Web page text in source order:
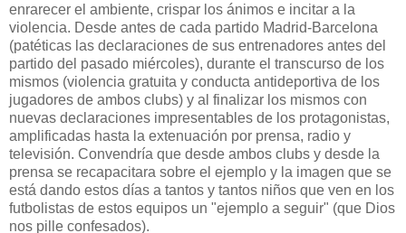
enrarecer el ambiente, crispar los ánimos e incitar a la
violencia. Desde antes de cada partido Madrid-Barcelona
(patéticas las declaraciones de sus entrenadores antes del
partido del pasado miércoles), durante el transcurso de los
mismos (violencia gratuita y conducta antideportiva de los
jugadores de ambos clubs) y al finalizar los mismos con
nuevas declaraciones impresentables de los protagonistas,
amplificadas hasta la extenuación por prensa, radio y
televisión. Convendría que desde ambos clubs y desde la
prensa se recapacitara sobre el ejemplo y la imagen que se
está dando estos días a tantos y tantos niños que ven en los
futbolistas de estos equipos un "ejemplo a seguir" (que Dios
nos pille confesados).